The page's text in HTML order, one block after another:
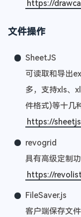
https://
文件操作
SheetJS
可读取和导出
多，支持xls、
件格式)等十几
https://
revogrid
具有高级定制
https://
FileSaver.js
客户端保存文